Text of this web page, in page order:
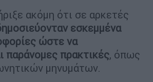
ακόμη ότι σε αρκετές
εσκεμμένα
ώστε να
παράνομες πρακτικές, όπως
μηνυμάτων.